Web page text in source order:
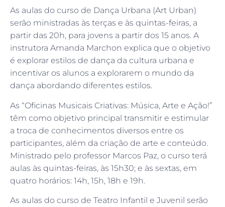
As aulas do curso de Dança Urbana (Art Urban)
serão ministradas às terças e às quintas-feiras, a
partir das 20h, para jovens a partir dos 15 anos. A
instrutora Amanda Marchon explica que o objetivo
é explorar estilos de dança da cultura urbana e
incentivar os alunos a explorarem o mundo da
dança abordando diferentes estilos.
As “Oficinas Musicais Criativas: Música, Arte e Ação!”
têm como objetivo principal transmitir e estimular
a troca de conhecimentos diversos entre os
participantes, além da criação de arte e conteúdo.
Ministrado pelo professor Marcos Paz, o curso terá
aulas às quintas-feiras, às 15h30; e às sextas, em
quatro horários: 14h, 15h, 18h e 19h.
As aulas do curso de Teatro Infantil e Juvenil serão